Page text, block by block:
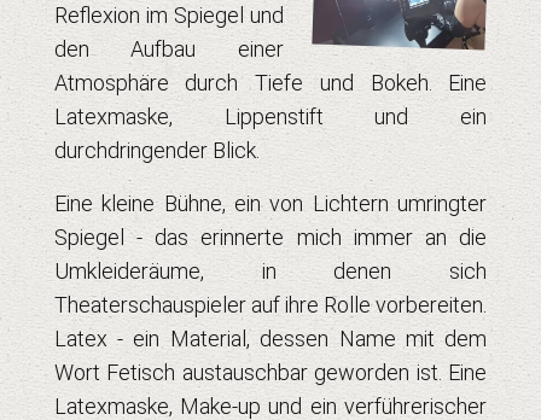
Reflexion im Spiegel und
den Aufbau einer
Atmosphäre durch Tiefe und Bokeh. Eine
Latexmaske, Lippenstift und ein
durchdringender Blick.
Eine kleine Bühne, ein von Lichtern umringter
Spiegel - das erinnerte mich immer an die
Umkleideräume, in denen sich
Theaterschauspieler auf ihre Rolle vorbereiten.
Latex - ein Material, dessen Name mit dem
Wort Fetisch austauschbar geworden ist. Eine
Latexmaske, Make-up und ein verführerischer